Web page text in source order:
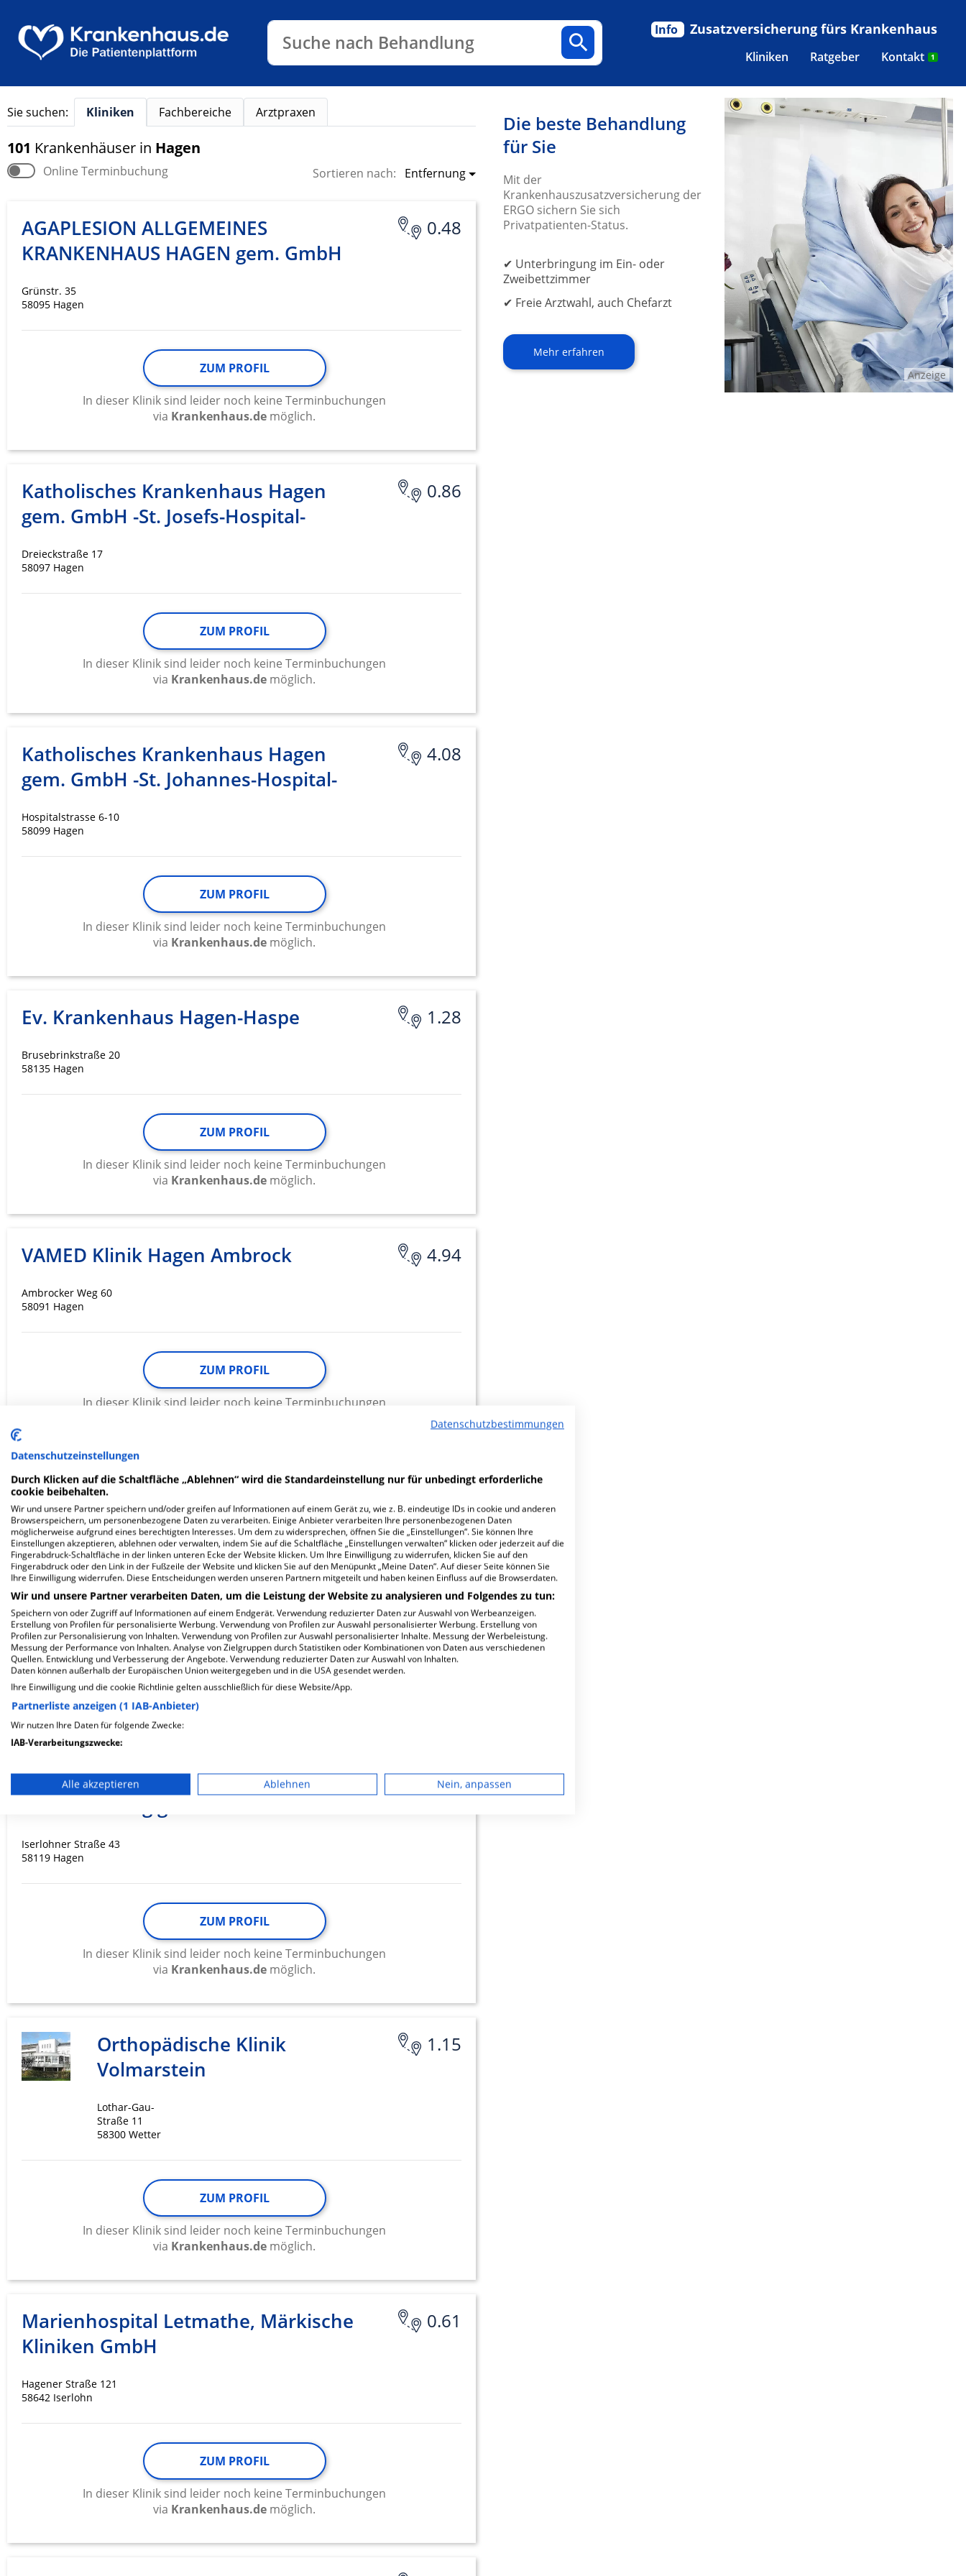
Suche nach Behandlung
Kliniken
Ratgeber Kontakt 1
Info Zusatzversicherung fürs Krankenhaus
Sie suchen: Kliniken Fachbereiche Arztpraxen
101 Krankenhäuser in Hagen
Online Terminbuchung Sortieren nach: Entfernung
0.48
AGAPLESION ALLGEMEINES
KRANKENHAUS HAGEN gem. GmbH
Grünstr. 35
58095 Hagen
ZUM PROFIL
In dieser Klinik sind leider noch keine Terminbuchungen
via Krankenhaus.de möglich.
0.86
Katholisches Krankenhaus Hagen
gem. GmbH -St. Josefs-Hospital-
Dreieckstraße 17
58097 Hagen
ZUM PROFIL
In dieser Klinik sind leider noch keine Terminbuchungen
via Krankenhaus.de möglich.
4.08
Katholisches Krankenhaus Hagen
gem. GmbH -St. Johannes-Hospital-
Hospitalstrasse 6-10
58099 Hagen
ZUM PROFIL
In dieser Klinik sind leider noch keine Terminbuchungen
via Krankenhaus.de möglich.
1.28
Ev. Krankenhaus Hagen-Haspe
Brusebrinkstraße 20
58135 Hagen
ZUM PROFIL
In dieser Klinik sind leider noch keine Terminbuchungen
via Krankenhaus.de möglich.
4.94
VAMED Klinik Hagen Ambrock
Ambrocker Weg 60
58091 Hagen
ZUM PROFIL
In dieser Klinik sind leider noch keine Terminbuchungen
Katholisches Krankenhaus Hagen
gem. GmbH -Katholisches
Krankenhaus…
Iserlohner Straße 43
58119 Hagen
ZUM PROFIL
In dieser Klinik sind leider noch keine Terminbuchungen
viaKrankenhaus.de
0.07
Ev. Krankenhaus Elsey in
Iserlohner Straße 43
58119 Hagen
ZUM PROFIL
In dieser Klinik sind leider noch keine Terminbuchungen
via Krankenhaus.de möglich.
1.15
Orthopädische Klinik
Volmarstein
Lothar-Gau-
Straße 11
58300 Wetter
ZUM PROFIL
In dieser Klinik sind leider noch keine Terminbuchungen
via Krankenhaus.de möglich.
0.61
Marienhospital Letmathe, Märkische
Kliniken GmbH
Hagener Straße 121
58642 Iserlohn
ZUM PROFIL
In dieser Klinik sind leider noch keine Terminbuchungen
via Krankenhaus.de möglich.
Die beste Behandlung
für Sie
Mit der
Krankenhauszusatzversicherung der
ERGO sichern Sie sich
Privatpatienten-Status.
✔ Unterbringung im Ein- oder
Zweibettzimmer
✔ Freie Arztwahl, auch Chefarzt
Mehr erfahren
Anzeige
Datenschutzbestimmungen
Datenschutzeinstellungen
Durch Klicken auf die Schaltfläche „Ablehnen“ wird die Standardeinstellung nur für unbedingt erforderliche
cookie beibehalten.
Wir und unsere Partner speichern und/oder greifen auf Informationen auf einem Gerät zu, wie z. B. eindeutige IDs in cookie und anderen
Browserspeichern, um personenbezogene Daten zu verarbeiten. Einige Anbieter verarbeiten Ihre personenbezogenen Daten
möglicherweise aufgrund eines berechtigten Interesses. Um dem zu widersprechen, öffnen Sie die „Einstellungen“. Sie können Ihre
Einstellungen akzeptieren, ablehnen oder verwalten, indem Sie auf die Schaltfläche „Einstellungen verwalten“ klicken oder jederzeit auf die
Fingerabdruck-Schaltfläche in der linken unteren Ecke der Website klicken. Um Ihre Einwilligung zu widerrufen, klicken Sie auf den
Fingerabdruck oder den Link in der Fußzeile der Website und klicken Sie auf den Menüpunkt „Meine Daten“. Auf dieser Seite können Sie
Ihre Einwilligung widerrufen. Diese Entscheidungen werden unseren Partnern mitgeteilt und haben keinen Einfluss auf die Browserdaten.
Wir und unsere Partner verarbeiten Daten, um die Leistung der Website zu analysieren und Folgendes zu tun:
Speichern von oder Zugriff auf Informationen auf einem Endgerät. Verwendung reduzierter Daten zur Auswahl von Werbeanzeigen.
Erstellung von Profilen für personalisierte Werbung. Verwendung von Profilen zur Auswahl personalisierter Werbung. Erstellung von
Profilen zur Personalisierung von Inhalten. Verwendung von Profilen zur Auswahl personalisierter Inhalte. Messung der Werbeleistung.
Messung der Performance von Inhalten. Analyse von Zielgruppen durch Statistiken oder Kombinationen von Daten aus verschiedenen
Quellen. Entwicklung und Verbesserung der Angebote. Verwendung reduzierter Daten zur Auswahl von Inhalten.
Daten können außerhalb der Europäischen Union weitergegeben und in die USA gesendet werden.
Ihre Einwilligung und die cookie Richtlinie gelten ausschließlich für diese Website/App.
Partnerliste anzeigen (1 IAB-Anbieter)
Wir nutzen Ihre Daten für folgende Zwecke:
IAB-Verarbeitungszwecke:
Verwendung reduzierter Daten zur Auswahl von Werbeanzeigen
Verwendung von Profilen zur Auswahl personalisierter Werbung
Erstellung von Profilen zur Personalisierung von Inhalten
Verwendung von Profilen zur Auswahl personalisierter Inhalte
Messung der Werbeleistung
Messung der Performance von Inhalten
Analyse von Zielgruppen durch Statistiken oder Kombinationen von Daten aus
Entwicklung und Verbesserung der Angebote
Verwendung reduzierter Daten zur Auswahl von Inhalten
Verwendung genauer Standortdaten
Werbung
Alle akzeptieren Ablehnen Nein, anpassen